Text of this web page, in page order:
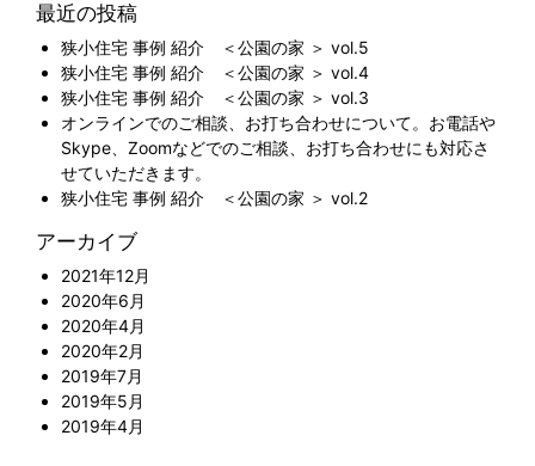
最近の投稿
狭小住宅 事例 紹介 ＜公園の家 ＞ vol.5
狭小住宅 事例 紹介 ＜公園の家 ＞ vol.4
狭小住宅 事例 紹介 ＜公園の家 ＞ vol.3
オンラインでのご相談、お打ち合わせについて。お電話や
Skype、Zoomなどでのご相談、お打ち合わせにも対応さ
せていただきます。
狭小住宅 事例 紹介 ＜公園の家 ＞ vol.2
アーカイブ
2021年12月
2020年6月
2020年4月
2020年2月
2019年7月
2019年5月
2019年4月